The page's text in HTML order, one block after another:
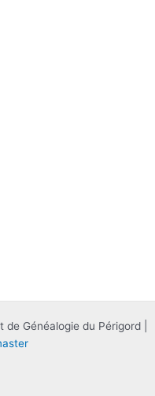
Généalogie du Périgord |